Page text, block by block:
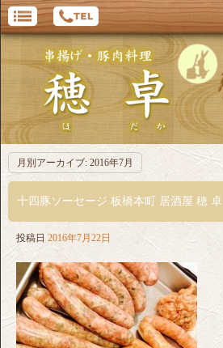
月別アーカイブ: 2016年7月
十四豚ソーセージ 板橋本町 居酒屋 穂 卓
投稿日 2016年7月22日